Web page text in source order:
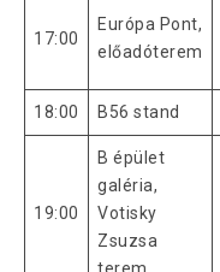
17:00
Európa Pont,
előadóterem
18:00 B56 stand
19:00
B épület
galéria,
Votisky
Zsuzsa